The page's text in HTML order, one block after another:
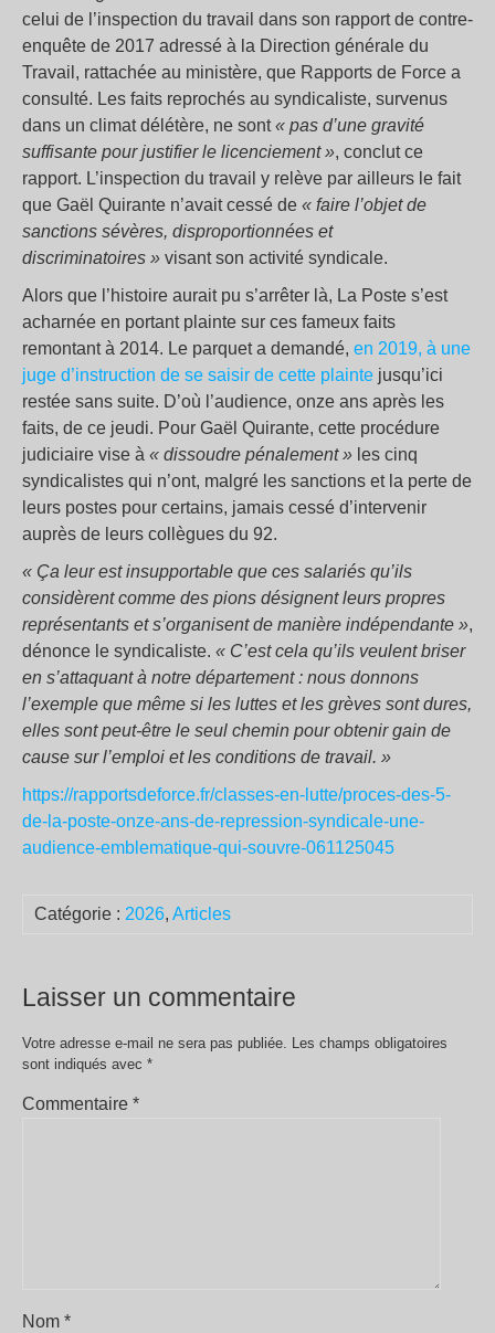
celui de l’inspection du travail dans son rapport de contre-
enquête de 2017 adressé à la Direction générale du
Travail, rattachée au ministère, que Rapports de Force a
consulté. Les faits reprochés au syndicaliste, survenus
dans un climat délétère, ne sont« pas d’une gravité
suffisante pour justifier le licenciement », conclut ce
rapport. L’inspection du travail y relève par ailleurs le fait
que Gaël Quirante n’avait cessé de « faire l’objet de
sanctions sévères, disproportionnées et
discriminatoires » visant son activité syndicale.
Alors que l’histoire aurait pu s’arrêter là, La Poste s’est
acharnée en portant plainte sur ces fameux faits
remontant à 2014. Le parquet a demandé, en 2019, à une
juge d’instruction de se saisir de cette plainte jusqu’ici
restée sans suite. D’où l’audience, onze ans après les
faits, de ce jeudi. Pour Gaël Quirante, cette procédure
judiciaire vise à « dissoudre pénalement » les cinq
syndicalistes qui n’ont, malgré les sanctions et la perte de
leurs postes pour certains, jamais cessé d’intervenir
auprès de leurs collègues du 92.
« Ça leur est insupportable que ces salariés qu’ils
considèrent comme des pions désignent leurs propres
représentants et s’organisent de manière indépendante »,
dénonce le syndicaliste. « C’est cela qu’ils veulent briser
en s’attaquant à notre département : nous donnons
l’exemple que même si les luttes et les grèves sont dures,
elles sont peut-être le seul chemin pour obtenir gain de
cause sur l’emploi et les conditions de travail. »
https://rapportsdeforce.fr/classes-en-lutte/proces-des-5-
de-la-poste-onze-ans-de-repression-syndicale-une-
audience-emblematique-qui-souvre-061125045
Catégorie : 2026, Articles
Laisser un commentaire
Votre adresse e-mail ne sera pas publiée. Les champs obligatoires
sont indiqués avec *
Commentaire *
Nom *